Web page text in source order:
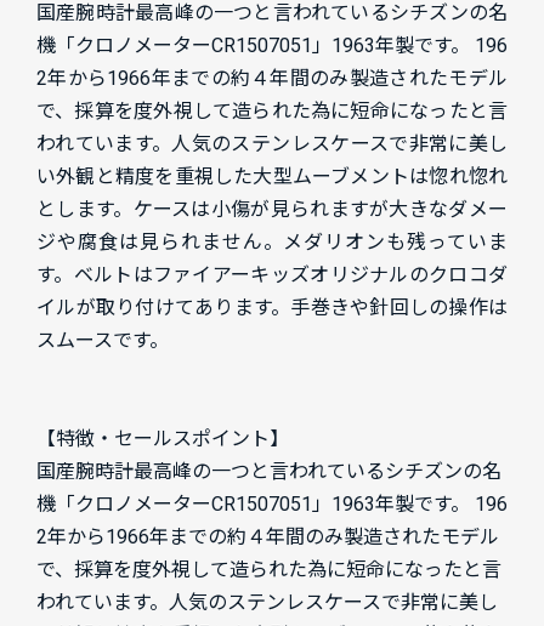
国産腕時計最高峰の一つと言われているシチズンの名
機「クロノメーターCR1507051」1963年製です。 196
2年から1966年までの約４年間のみ製造されたモデル
で、採算を度外視して造られた為に短命になったと言
われています。人気のステンレスケースで非常に美し
い外観と精度を重視した大型ムーブメントは惚れ惚れ
とします。ケースは小傷が見られますが大きなダメー
ジや腐食は見られません。メダリオンも残っていま
す。ベルトはファイアーキッズオリジナルのクロコダ
イルが取り付けてあります。手巻きや針回しの操作は
スムースです。
【特徴・セールスポイント】
国産腕時計最高峰の一つと言われているシチズンの名
機「クロノメーターCR1507051」1963年製です。 196
2年から1966年までの約４年間のみ製造されたモデル
で、採算を度外視して造られた為に短命になったと言
われています。人気のステンレスケースで非常に美し